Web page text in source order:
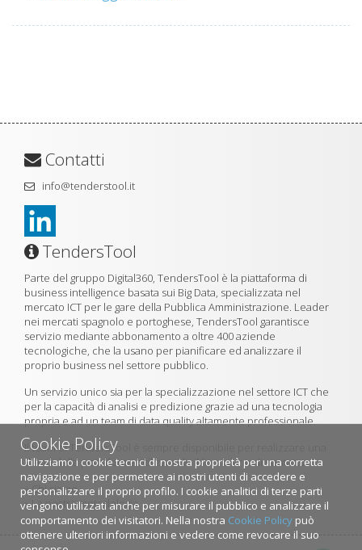
Cookie Policy
Utilizziamo i cookie tecnici di nostra proprietà per una corretta
navigazione e per permetere ai nostri utenti di accedere e
personalizzare il proprio profilo. I cookie analitici di terze parti
vengono utilizzati anche per misurare il pubblico e analizzare il
comportamento dei visitatori. Nella nostra Cookie Policy può
ottenere ulteriori informazioni e vedere come revocare il suo
Contatti
info@tenderstool.it
TendersTool
Parte del gruppo Digital360, TendersTool è la piattaforma di
business intelligence basata sui Big Data, specializzata nel
mercato ICT per le gare della Pubblica Amministrazione. Leader
nei mercati spagnolo e portoghese, TendersTool garantisce
servizio mediante abbonamento a oltre 400 aziende
tecnologiche, che la usano per pianificare ed analizzare il
proprio business nel settore pubblico.
Un servizio unico sia per la specializzazione nel settore ICT che
per la capacità di analisi e predizione grazie ad una tecnologia
propria e ad un team di data quality altamente professionale.
Il team di TendersTool è sempre disponibile per realizzare una
demo della piattaforma utilizzando il formulario di contatto.
»Chi siamo
»La nostra metodologia